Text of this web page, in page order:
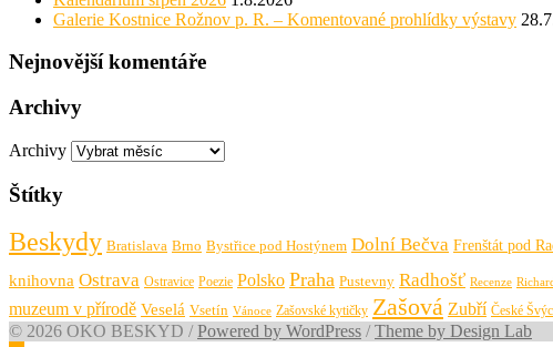
Galerie Kostnice Rožnov p. R. – Komentované prohlídky výstavy
Nejnovější komentáře
Archivy
Archivy
Štítky
Beskydy Bratislava Brno Bystřice pod Hostýnem Dolní Bečva Frenštát pod
knihovna Ostrava Ostravice Poezie Polsko Praha Pustevny Radhošť Recenze
muzeum v přírodě Veselá Vsetín Vánoce Zašovské kytičky Zašová Zubří České
© 2026 OKO BESKYD / Powered by WordPress /Theme by Design Lab